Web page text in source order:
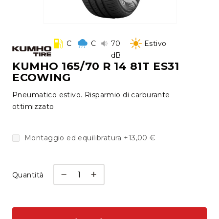
a
deposito
Cerchi
Autofficina
Check
diagnosi
e
tagliando
all'inizio
della
galleria
di
C C
70
dB
Estivo
KUMHO 165/70 R 14 81T ES31
ECOWING
Pneumatico estivo. Risparmio di carburante
ottimizzato
Montaggio ed equilibratura +13,00 €
Quantità